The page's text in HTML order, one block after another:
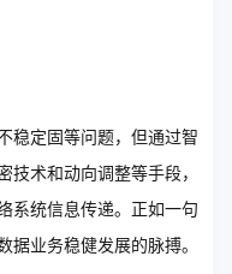
稳定固等问题，但通过智
术和动向调整等手段，
系统信息传递。正如一句
业务稳健发展的脉搏。